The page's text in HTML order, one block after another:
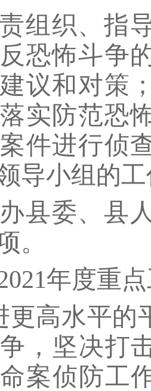
组织、指
恐怖斗争
议和对策
实防范恐
件进行侦
导小组的
县委、县
。
年度重
更高水平的
，坚决打
案侦防工